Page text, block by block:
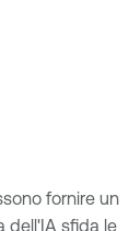
fornire un
dell'IA sfida le